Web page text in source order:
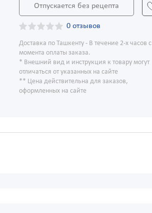
Отпускается без рецепта
0 отзывов
Доставка по Ташкенту - В течение 2-х часов с
момента оплаты заказа.
* Внешний вид и инструкция к товару могут
отличаться от указанных на сайте
** Цена действительна для заказов,
оформленных на сайте